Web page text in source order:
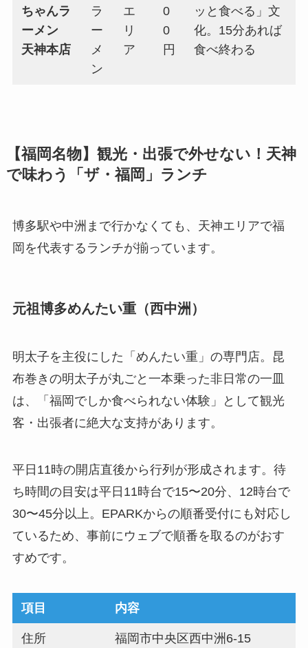
ちゃんラ
ーメン
天神本店
ラ
ー
メ
ン
エ
リ
ア
0
0
円
ッと食べる」文
化。15分あれば
食べ終わる
【福岡名物】観光・出張で外せない！天神
で味わう「ザ・福岡」ランチ
博多駅や中洲まで行かなくても、天神エリアで福
岡を代表するランチが揃っています。
元祖博多めんたい重（西中洲）
明太子を主役にした「めんたい重」の専門店。昆
布巻きの明太子が丸ごと一本乗った非日常の一皿
は、「福岡でしか食べられない体験」として観光
客・出張者に絶大な支持があります。
平日11時の開店直後から行列が形成されます。待
ち時間の目安は平日11時台で15〜20分、12時台で
30〜45分以上。EPARKからの順番受付にも対応し
ているため、事前にウェブで順番を取るのがおす
すめです。
項目 内容
住所 福岡市中央区西中洲6-15